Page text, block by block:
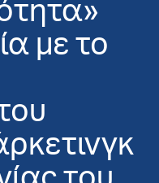
με το